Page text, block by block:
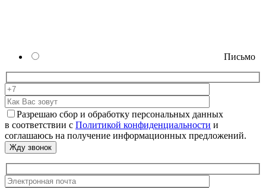
Письмо
Разрешаю сбор и обработку персональных данных
в соответствии с Политикой конфиденциальности и
соглашаюсь на получение информационных предложений.